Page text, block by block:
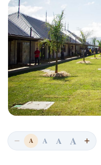
A A A A